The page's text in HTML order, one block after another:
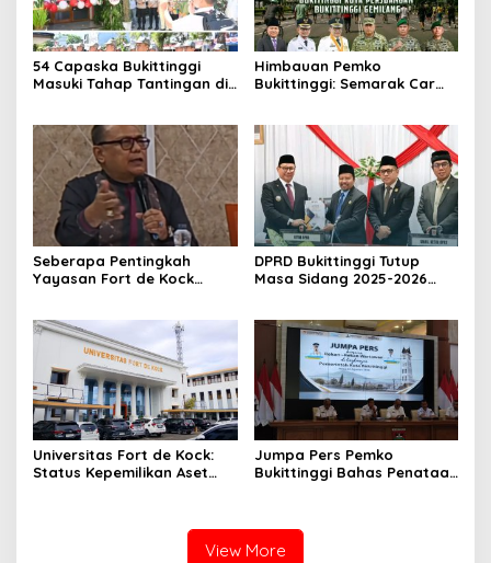
54 Capaska Bukittinggi
Masuki Tahap Tantingan di
Himbauan Pemko
Bukittinggi: Semarak Car
Militer (KODAM) XX/Tuanku
Imam Bonjol
Seberapa Pentingkah
Yayasan Fort de Kock
Jam Gadang?
DPRD Bukittinggi Tutup
Masa Sidang 2025-2026
Beri Apresiasi
Universitas Fort de Kock:
Status Kepemilikan Aset
Putusan Mahkamah Agung
Nomor 2108/K/Pdt/2022
Jumpa Pers Pemko
Bukittinggi Bahas Penataan
View More